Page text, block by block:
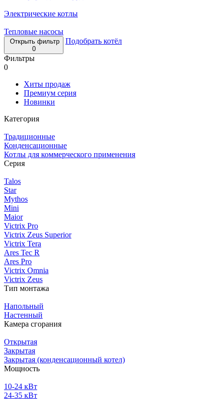
Электрические котлы
Тепловые насосы
Открыть фильтр
0
Подобрать котёл
Фильтры
0
Хиты продаж
Премиум серия
Новинки
Категория
Традиционные
Конденсационные
Котлы для коммерческого применения
Серия
Talos
Star
Mythos
Mini
Maior
Victrix Pro
Victrix Zeus Superior
Victrix Tera
Ares Tec R
Ares Pro
Victrix Omnia
Victrix Zeus
Тип монтажа
Напольный
Настенный
Камера сгорания
Открытая
Закрытая
Закрытая (конденсационный котел)
Мощность
10-24 кВт
24-35 кВт